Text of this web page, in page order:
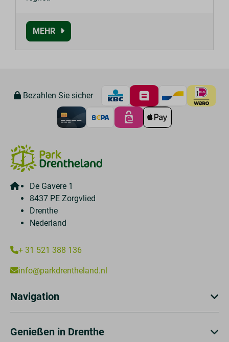
MEHR
Bezahlen Sie sicher
De Gavere 1
8437 PE Zorgvlied
Drenthe
Nederland
+ 31 521 388 136
info@parkdrentheland.nl
Navigation
Genießen in Drenthe